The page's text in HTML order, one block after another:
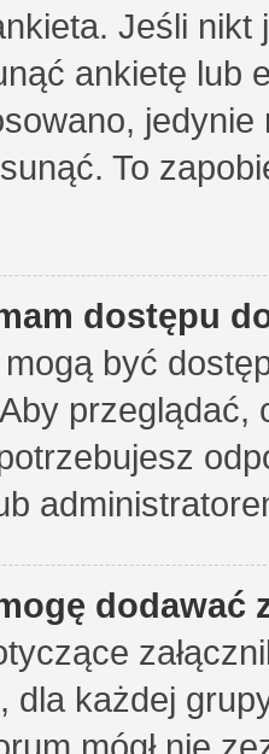
Jeśli nikt
ankietę lub
To
dostępu
mogą być
dodawać
dla każdej
mógł nie